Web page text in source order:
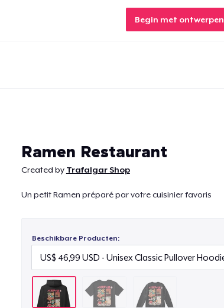
Begin met ontwerpen
Ramen Restaurant
Created by Trafalgar Shop
Un petit Ramen préparé par votre cuisinier favoris
Beschikbare Producten: